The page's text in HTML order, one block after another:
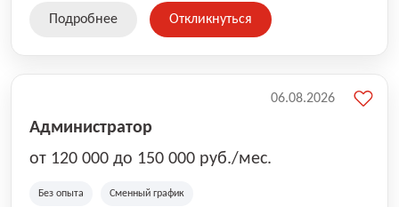
Подробнее Откликнуться
Администратор
от 120 000 до 150 000 руб./мес.
Без опыта Сменный график
06.08.2026